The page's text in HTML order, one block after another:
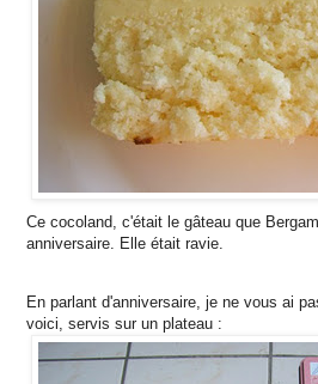
Ce cocoland, c'était le gâteau que
anniversaire. Elle était ravie.
En parlant d'anniversaire, je ne vous ai
voici, servis sur un plateau :